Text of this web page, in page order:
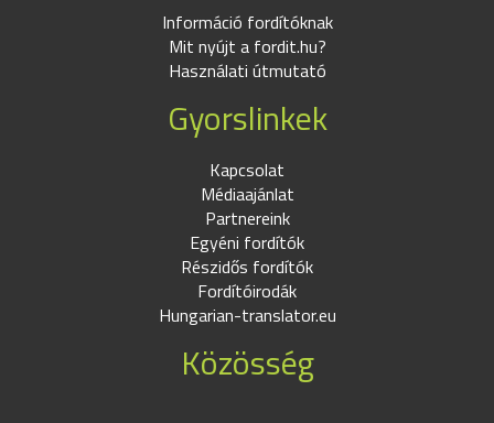
Információ fordítóknak
Mit nyújt a fordit.hu?
Használati útmutató
Gyorslinkek
Kapcsolat
Médiaajánlat
Partnereink
Egyéni fordítók
Részidős fordítók
Fordítóirodák
Hungarian-translator.eu
Közösség